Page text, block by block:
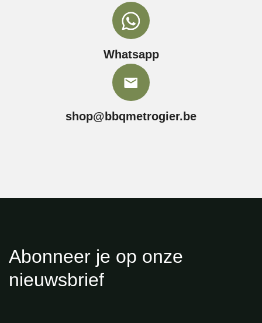
Whatsapp
shop@bbqmetrogier.be
Abonneer je op onze
nieuwsbrief